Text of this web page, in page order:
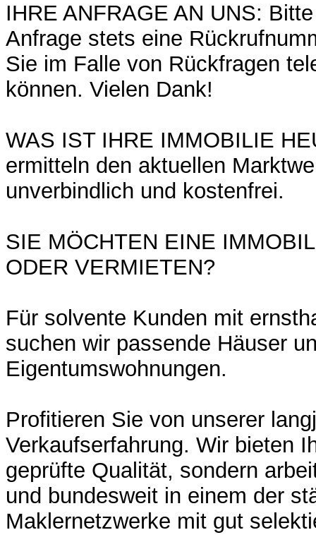
IHRE ANFRAGE AN UNS:
Anfrage stets eine
Sie im Falle von Rückfragen
können. Vielen Dank!
WAS IST IHRE IMMOBILIE
ermitteln den aktuellen
unverbindlich und kostenfrei.
SIE MÖCHTEN EINE
ODER VERMIETEN?
Für solvente Kunden mit
suchen wir passende Häuser
Eigentumswohnungen.
Profitieren Sie von unserer
Verkaufserfahrung. Wir bieten
geprüfte Qualität, sondern
und bundesweit in einem der
Maklernetzwerke mit gut